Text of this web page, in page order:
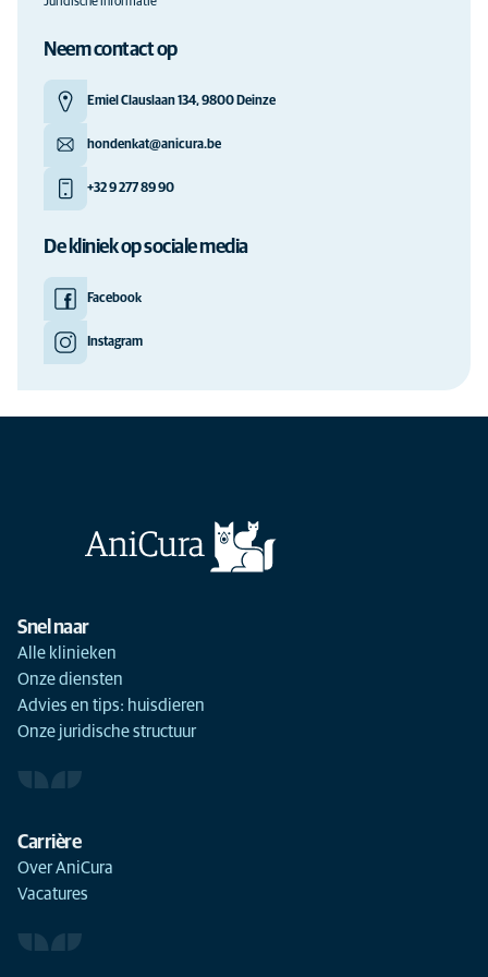
Neem contact op
Emiel Clauslaan 134, 9800 Deinze
hondenkat@anicura.be
+32 9 277 89 90
De kliniek op sociale media
Facebook
Instagram
Snel naar
Alle klinieken
Onze diensten
Advies en tips: huisdieren
Onze juridische structuur
Carrière
Over AniCura
Vacatures